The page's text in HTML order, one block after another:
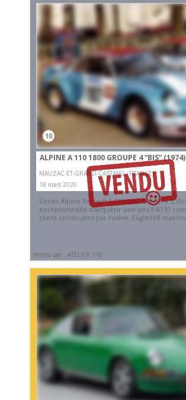
10
ALPINE A 110 1800 GROUPE 4 “BIS” (1974)
MAUZAC-ET-GRAND-CASTANG (FRANCE)
18 mars 2020
Vends Alpine Renault A 110 1800 bis 1974.
exceptionnelle d'acquérir une des 9 A110
client construites par l'usine. Eligibilité
Vendu par : ATELIER 110